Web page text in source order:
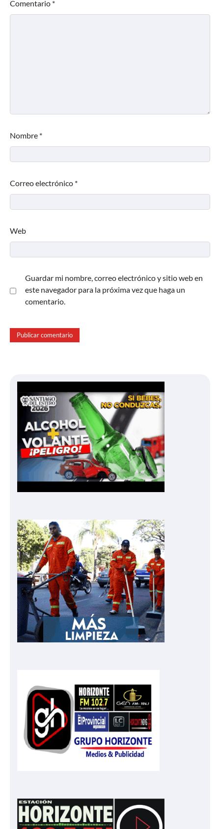
Comentario *
Nombre *
Correo electrónico *
Web
Guardar mi nombre, correo electrónico y sitio web en
este navegador para la próxima vez que haga un
comentario.